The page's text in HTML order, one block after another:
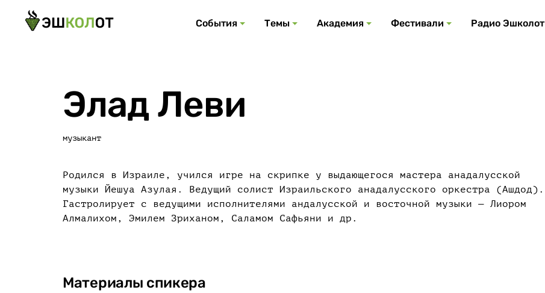
События
Темы
Все темы
Академия
Фестивали
Радио Эшколот
Элад Леви
музыкант
Родился в Израиле, учился игре на скрипке у выдающегося мастера анадалусской
музыки Йешуа Азулая. Ведущий солист Израильского анадалусского оркестра (Ашдод).
Гастролирует с ведущими исполнителями андалусской и восточной музыки — Лиором
Алмалихом, Эмилем Зриханом, Саламом Сафьяни и др.
Материалы спикера